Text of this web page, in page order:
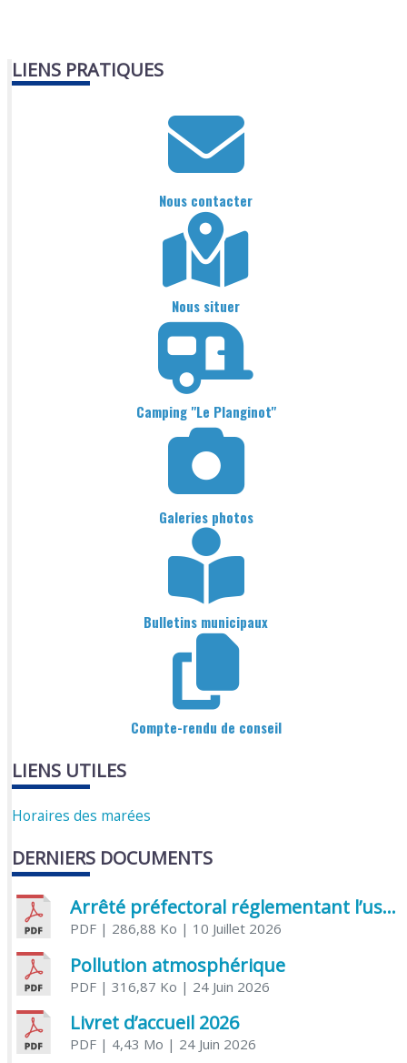
LIENS PRATIQUES
Nous contacter
Nous situer
Camping "Le Planginot"
Galeries photos
Bulletins municipaux
Compte-rendu de conseil
LIENS UTILES
Horaires des marées
DERNIERS DOCUMENTS
Arrêté préfectoral réglementant l’usage de l’eau
PDF| 286,88 Ko | 10 Juillet 2026
Pollution atmosphérique
PDF| 316,87 Ko | 24 Juin 2026
Livret d’accueil 2026
PDF| 4,43 Mo | 24 Juin 2026